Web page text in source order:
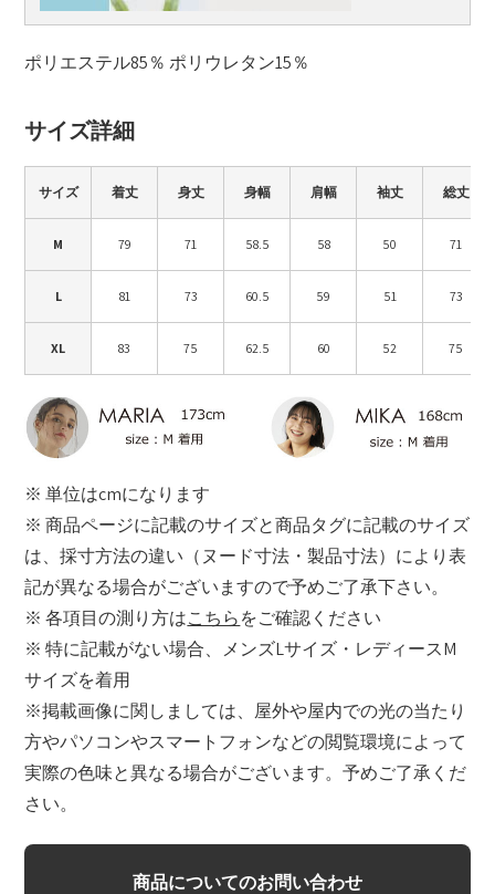
ポリエステル85％ ポリウレタン15％
サイズ詳細
サイズ 着丈 身丈 身幅 肩幅 袖丈 総丈
M 79 71 58.5 58 50 71
L 81 73 60.5 59 51 73
XL 83 75 62.5 60 52 75
※ 単位はcmになります
※ 商品ページに記載のサイズと商品タグに記載のサイズ
は、採寸方法の違い（ヌード寸法・製品寸法）により表
記が異なる場合がございますので予めご了承下さい。
※ 各項目の測り方はこちらをご確認ください
※ 特に記載がない場合、メンズLサイズ・レディースM
サイズを着用
※掲載画像に関しましては、屋外や屋内での光の当たり
方やパソコンやスマートフォンなどの閲覧環境によって
実際の色味と異なる場合がございます。予めご了承くだ
さい。
商品についてのお問い合わせ